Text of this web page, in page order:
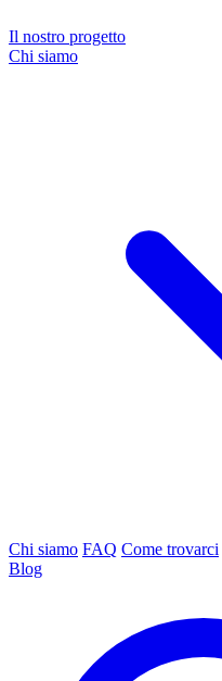
Il nostro progetto
Chi siamo
Chi siamo FAQ Come trovarci
Blog